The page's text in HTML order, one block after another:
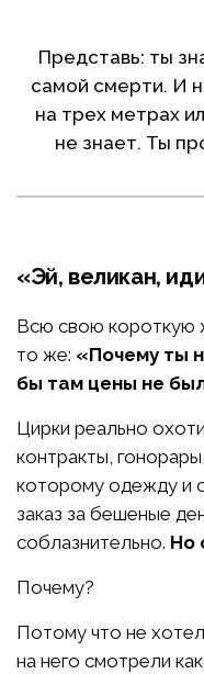
Представь: ты
самой смерти. И
на трех метрах
не знает. Ты
«Эй, великан,
Всю свою короткую
то же: «Почему ты
бы там цены не
Цирки реально
контракты,
которому одежду и
заказ за бешеные
соблазнительно. Но
Почему?
Потому что не
на него смотрели